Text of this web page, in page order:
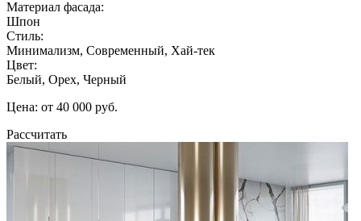
Материал фасада:
Шпон
Стиль:
Минимализм, Современный, Хай-тек
Цвет:
Белый, Орех, Черный
Цена: от 40 000 руб.
Рассчитать